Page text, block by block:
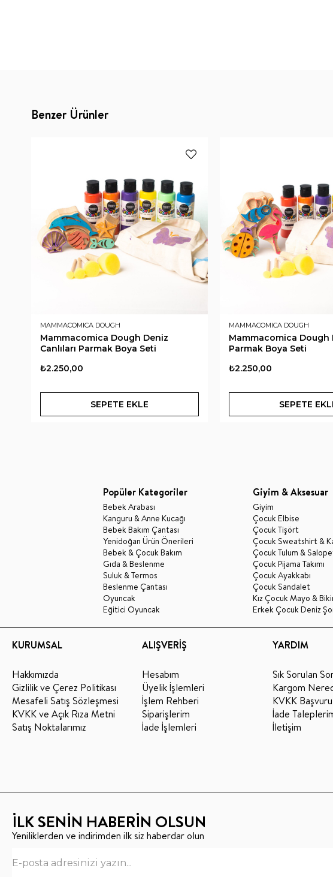
Benzer Ürünler
MAMMACOMICA DOUGH
Mammacomica Dough Deniz
Canlıları Parmak Boya Seti
₺2.250,00
SEPETE EKLE
MAMMACOMICA DOUGH
Mammacomica Dough
Parmak Boya Seti
₺2.250,00
SEPETE
Popüler Kategoriler
Bebek Arabası
Kanguru & Anne Kucağı
Bebek Bakım Çantası
Yenidoğan Ürün Önerileri
Bebek & Çocuk Bakım
Gıda & Beslenme
Suluk & Termos
Beslenme Çantası
Oyuncak
Eğitici Oyuncak
Giyim & Aksesuar
Giyim
Çocuk Elbise
Çocuk Tişört
Çocuk Sweatshirt &
Çocuk Tulum &
Çocuk Pijama Takımı
Çocuk Ayakkabı
Çocuk Sandalet
Kız Çocuk Mayo &
Erkek Çocuk Deniz
KURUMSAL
Hakkımızda
Gizlilik ve Çerez Politikası
Mesafeli Satış Sözleşmesi
KVKK ve Açık Rıza Metni
Satış Noktalarımız
ALIŞVERİŞ
Hesabım
Üyelik İşlemleri
İşlem Rehberi
Siparişlerim
İade İşlemleri
YARDIM
Sık Sorulan
Kargom
KVKK
İade
İletişim
İLK SENİN HABERİN OLSUN
Yeniliklerden ve indirimden ilk siz haberdar olun